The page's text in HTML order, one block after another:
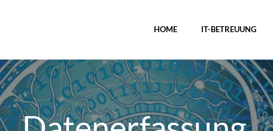
HOME IT-BETREUUNG